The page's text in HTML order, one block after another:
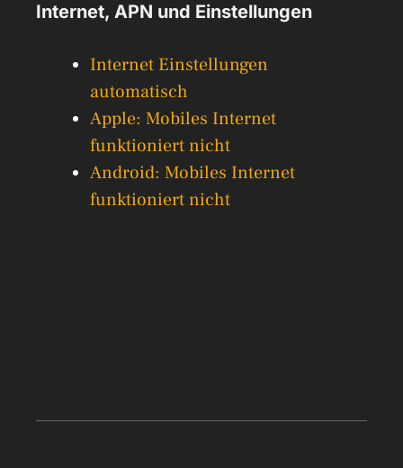
Internet, APN und Einstellungen
Internet Einstellungen
automatisch
Apple: Mobiles Internet
funktioniert nicht
Android: Mobiles Internet
funktioniert nicht